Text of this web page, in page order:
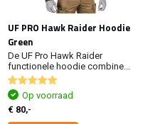
UF PRO Hawk Raider Hoodie
Green
De UF Pro Hawk Raider
functionele hoodie combine...
Op voorraad
€ 80,-